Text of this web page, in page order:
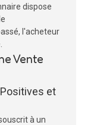
dispose
l'acheteur
Vente
et
à un